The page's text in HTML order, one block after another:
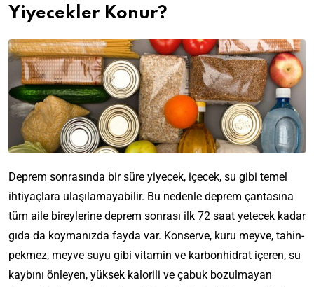
Yiyecekler Konur?
Deprem sonrasında bir süre yiyecek, içecek, su gibi temel
ihtiyaçlara ulaşılamayabilir. Bu nedenle deprem çantasına
tüm aile bireylerine deprem sonrası ilk 72 saat yetecek kadar
gıda da koymanızda fayda var. Konserve, kuru meyve, tahin-
pekmez, meyve suyu gibi vitamin ve karbonhidrat içeren, su
kaybını önleyen, yüksek kalorili ve çabuk bozulmayan